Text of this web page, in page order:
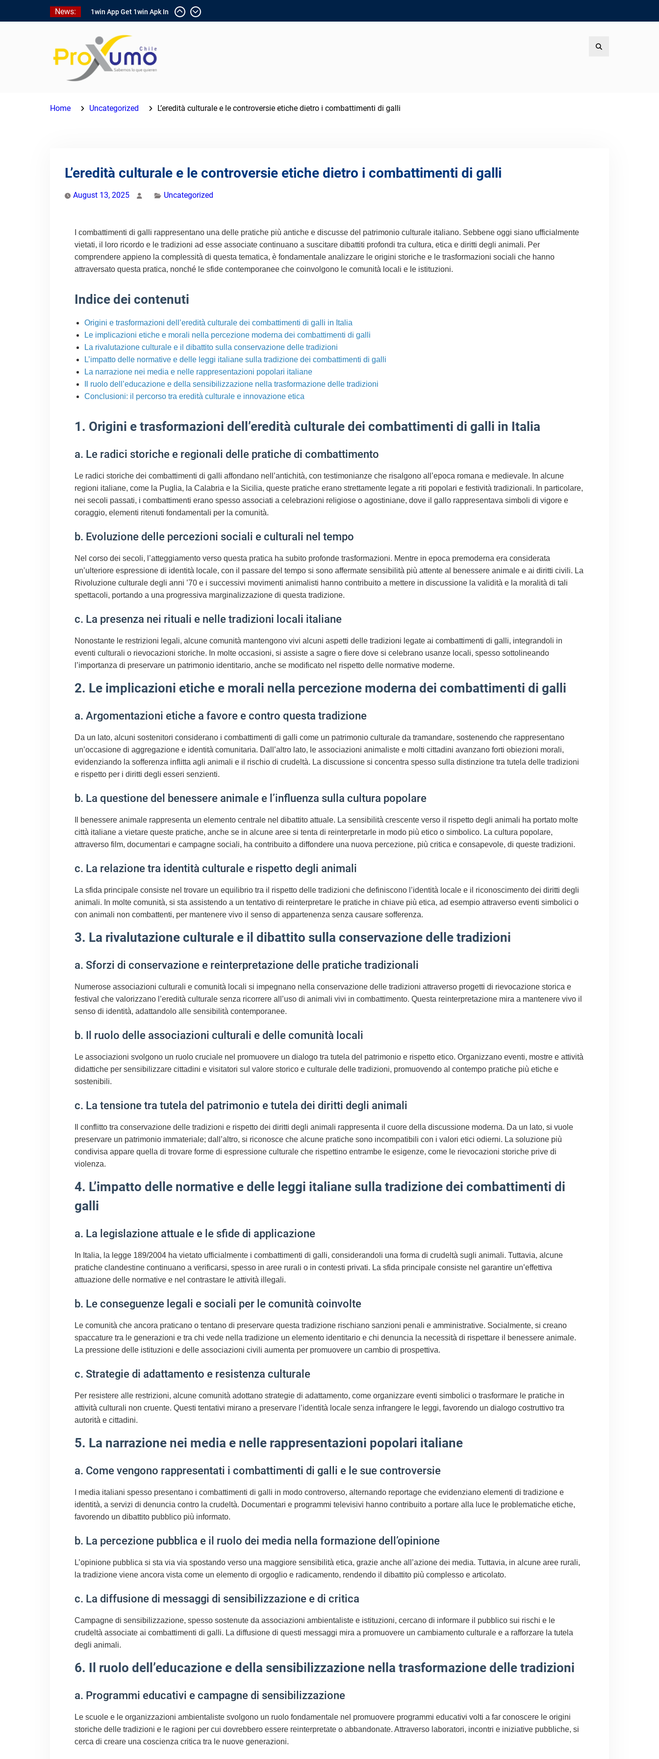
to
News:
1win App Get 1win Apk In
Addition To Enjoy About
Typically The Go!
1win Software
Download In Add-on To
Unit Installation Guide
Home Uncategorized L’eredità culturale e le controversie etiche dietro i combattimenti di galli
L’eredità culturale e le controversie etiche dietro i combattimenti di galli
August 13, 2025 Uncategorized
I combattimenti di galli rappresentano una delle pratiche più antiche e discusse del patrimonio culturale italiano. Sebbene oggi siano ufficialmente
vietati, il loro ricordo e le tradizioni ad esse associate continuano a suscitare dibattiti profondi tra cultura, etica e diritti degli animali. Per
comprendere appieno la complessità di questa tematica, è fondamentale analizzare le origini storiche e le trasformazioni sociali che hanno
attraversato questa pratica, nonché le sfide contemporanee che coinvolgono le comunità locali e le istituzioni.
Indice dei contenuti
Origini e trasformazioni dell’eredità culturale dei combattimenti di galli in Italia
Le implicazioni etiche e morali nella percezione moderna dei combattimenti di galli
La rivalutazione culturale e il dibattito sulla conservazione delle tradizioni
L’impatto delle normative e delle leggi italiane sulla tradizione dei combattimenti di galli
La narrazione nei media e nelle rappresentazioni popolari italiane
Il ruolo dell’educazione e della sensibilizzazione nella trasformazione delle tradizioni
Conclusioni: il percorso tra eredità culturale e innovazione etica
1. Origini e trasformazioni dell’eredità culturale dei combattimenti di galli in Italia
a. Le radici storiche e regionali delle pratiche di combattimento
Le radici storiche dei combattimenti di galli affondano nell’antichità, con testimonianze che risalgono all’epoca romana e medievale. In alcune
regioni italiane, come la Puglia, la Calabria e la Sicilia, queste pratiche erano strettamente legate a riti popolari e festività tradizionali. In particolare,
nei secoli passati, i combattimenti erano spesso associati a celebrazioni religiose o agostiniane, dove il gallo rappresentava simboli di vigore e
coraggio, elementi ritenuti fondamentali per la comunità.
b. Evoluzione delle percezioni sociali e culturali nel tempo
Nel corso dei secoli, l’atteggiamento verso questa pratica ha subito profonde trasformazioni. Mentre in epoca premoderna era considerata
un’ulteriore espressione di identità locale, con il passare del tempo si sono affermate sensibilità più attente al benessere animale e ai diritti civili. La
Rivoluzione culturale degli anni ’70 e i successivi movimenti animalisti hanno contribuito a mettere in discussione la validità e la moralità di tali
spettacoli, portando a una progressiva marginalizzazione di questa tradizione.
c. La presenza nei rituali e nelle tradizioni locali italiane
Nonostante le restrizioni legali, alcune comunità mantengono vivi alcuni aspetti delle tradizioni legate ai combattimenti di galli, integrandoli in
eventi culturali o rievocazioni storiche. In molte occasioni, si assiste a sagre o fiere dove si celebrano usanze locali, spesso sottolineando
l’importanza di preservare un patrimonio identitario, anche se modificato nel rispetto delle normative moderne.
2. Le implicazioni etiche e morali nella percezione moderna dei combattimenti di galli
a. Argomentazioni etiche a favore e contro questa tradizione
Da un lato, alcuni sostenitori considerano i combattimenti di galli come un patrimonio culturale da tramandare, sostenendo che rappresentano
un’occasione di aggregazione e identità comunitaria. Dall’altro lato, le associazioni animaliste e molti cittadini avanzano forti obiezioni morali,
evidenziando la sofferenza inflitta agli animali e il rischio di crudeltà. La discussione si concentra spesso sulla distinzione tra tutela delle tradizioni
e rispetto per i diritti degli esseri senzienti.
b. La questione del benessere animale e l’influenza sulla cultura popolare
Il benessere animale rappresenta un elemento centrale nel dibattito attuale. La sensibilità crescente verso il rispetto degli animali ha portato molte
città italiane a vietare queste pratiche, anche se in alcune aree si tenta di reinterpretarle in modo più etico o simbolico. La cultura popolare,
attraverso film, documentari e campagne sociali, ha contribuito a diffondere una nuova percezione, più critica e consapevole, di queste tradizioni.
c. La relazione tra identità culturale e rispetto degli animali
La sfida principale consiste nel trovare un equilibrio tra il rispetto delle tradizioni che definiscono l’identità locale e il riconoscimento dei diritti degli
animali. In molte comunità, si sta assistendo a un tentativo di reinterpretare le pratiche in chiave più etica, ad esempio attraverso eventi simbolici o
con animali non combattenti, per mantenere vivo il senso di appartenenza senza causare sofferenza.
3. La rivalutazione culturale e il dibattito sulla conservazione delle tradizioni
a. Sforzi di conservazione e reinterpretazione delle pratiche tradizionali
Numerose associazioni culturali e comunità locali si impegnano nella conservazione delle tradizioni attraverso progetti di rievocazione storica e
festival che valorizzano l’eredità culturale senza ricorrere all’uso di animali vivi in combattimento. Questa reinterpretazione mira a mantenere vivo il
senso di identità, adattandolo alle sensibilità contemporanee.
b. Il ruolo delle associazioni culturali e delle comunità locali
Le associazioni svolgono un ruolo cruciale nel promuovere un dialogo tra tutela del patrimonio e rispetto etico. Organizzano eventi, mostre e attività
didattiche per sensibilizzare cittadini e visitatori sul valore storico e culturale delle tradizioni, promuovendo al contempo pratiche più etiche e
sostenibili.
c. La tensione tra tutela del patrimonio e tutela dei diritti degli animali
Il conflitto tra conservazione delle tradizioni e rispetto dei diritti degli animali rappresenta il cuore della discussione moderna. Da un lato, si vuole
preservare un patrimonio immateriale; dall’altro, si riconosce che alcune pratiche sono incompatibili con i valori etici odierni. La soluzione più
condivisa appare quella di trovare forme di espressione culturale che rispettino entrambe le esigenze, come le rievocazioni storiche prive di
violenza.
4. L’impatto delle normative e delle leggi italiane sulla tradizione dei combattimenti di
galli
a. La legislazione attuale e le sfide di applicazione
In Italia, la legge 189/2004 ha vietato ufficialmente i combattimenti di galli, considerandoli una forma di crudeltà sugli animali. Tuttavia, alcune
pratiche clandestine continuano a verificarsi, spesso in aree rurali o in contesti privati. La sfida principale consiste nel garantire un’effettiva
attuazione delle normative e nel contrastare le attività illegali.
b. Le conseguenze legali e sociali per le comunità coinvolte
Le comunità che ancora praticano o tentano di preservare questa tradizione rischiano sanzioni penali e amministrative. Socialmente, si creano
spaccature tra le generazioni e tra chi vede nella tradizione un elemento identitario e chi denuncia la necessità di rispettare il benessere animale.
La pressione delle istituzioni e delle associazioni civili aumenta per promuovere un cambio di prospettiva.
c. Strategie di adattamento e resistenza culturale
Per resistere alle restrizioni, alcune comunità adottano strategie di adattamento, come organizzare eventi simbolici o trasformare le pratiche in
attività culturali non cruente. Questi tentativi mirano a preservare l’identità locale senza infrangere le leggi, favorendo un dialogo costruttivo tra
autorità e cittadini.
5. La narrazione nei media e nelle rappresentazioni popolari italiane
a. Come vengono rappresentati i combattimenti di galli e le sue controversie
I media italiani spesso presentano i combattimenti di galli in modo controverso, alternando reportage che evidenziano elementi di tradizione e
identità, a servizi di denuncia contro la crudeltà. Documentari e programmi televisivi hanno contribuito a portare alla luce le problematiche etiche,
favorendo un dibattito pubblico più informato.
b. La percezione pubblica e il ruolo dei media nella formazione dell’opinione
L’opinione pubblica si sta via via spostando verso una maggiore sensibilità etica, grazie anche all’azione dei media. Tuttavia, in alcune aree rurali,
la tradizione viene ancora vista come un elemento di orgoglio e radicamento, rendendo il dibattito più complesso e articolato.
c. La diffusione di messaggi di sensibilizzazione e di critica
Campagne di sensibilizzazione, spesso sostenute da associazioni ambientaliste e istituzioni, cercano di informare il pubblico sui rischi e le
crudeltà associate ai combattimenti di galli. La diffusione di questi messaggi mira a promuovere un cambiamento culturale e a rafforzare la tutela
degli animali.
6. Il ruolo dell’educazione e della sensibilizzazione nella trasformazione delle tradizioni
a. Programmi educativi e campagne di sensibilizzazione
Le scuole e le organizzazioni ambientaliste svolgono un ruolo fondamentale nel promuovere programmi educativi volti a far conoscere le origini
storiche delle tradizioni e le ragioni per cui dovrebbero essere reinterpretate o abbandonate. Attraverso laboratori, incontri e iniziative pubbliche, si
cerca di creare una coscienza critica tra le nuove generazioni.